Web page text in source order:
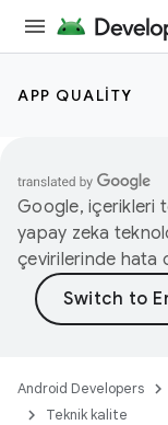
APP QUALITY
Google, içerikleri
yapay zeka
çevirilerinde hata
Android Developers
Teknik kalite